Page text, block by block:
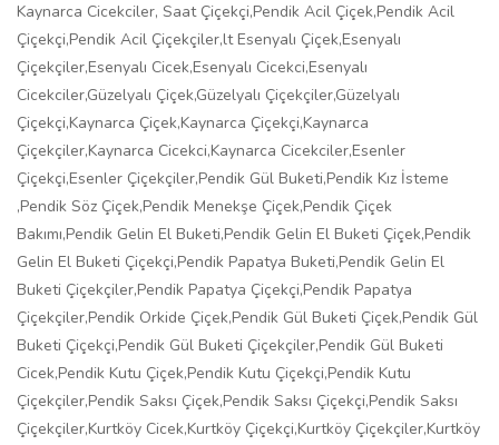
Kaynarca Cicekciler, Saat Çiçekçi,Pendik Acil Çiçek,Pendik Acil
Çiçekçi,Pendik Acil Çiçekçiler,lt Esenyalı Çiçek,Esenyalı
Çiçekçiler,Esenyalı Cicek,Esenyalı Cicekci,Esenyalı
Cicekciler,Güzelyalı Çiçek,Güzelyalı Çiçekçiler,Güzelyalı
Çiçekçi,Kaynarca Çiçek,Kaynarca Çiçekçi,Kaynarca
Çiçekçiler,Kaynarca Cicekci,Kaynarca Cicekciler,Esenler
Çiçekçi,Esenler Çiçekçiler,Pendik Gül Buketi,Pendik Kız İsteme
,Pendik Söz Çiçek,Pendik Menekşe Çiçek,Pendik Çiçek
Bakımı,Pendik Gelin El Buketi,Pendik Gelin El Buketi Çiçek,Pendik
Gelin El Buketi Çiçekçi,Pendik Papatya Buketi,Pendik Gelin El
Buketi Çiçekçiler,Pendik Papatya Çiçekçi,Pendik Papatya
Çiçekçiler,Pendik Orkide Çiçek,Pendik Gül Buketi Çiçek,Pendik Gül
Buketi Çiçekçi,Pendik Gül Buketi Çiçekçiler,Pendik Gül Buketi
Cicek,Pendik Kutu Çiçek,Pendik Kutu Çiçekçi,Pendik Kutu
Çiçekçiler,Pendik Saksı Çiçek,Pendik Saksı Çiçekçi,Pendik Saksı
Çiçekçiler,Kurtköy Cicek,Kurtköy Çiçekçi,Kurtköy Çiçekçiler,Kurtköy